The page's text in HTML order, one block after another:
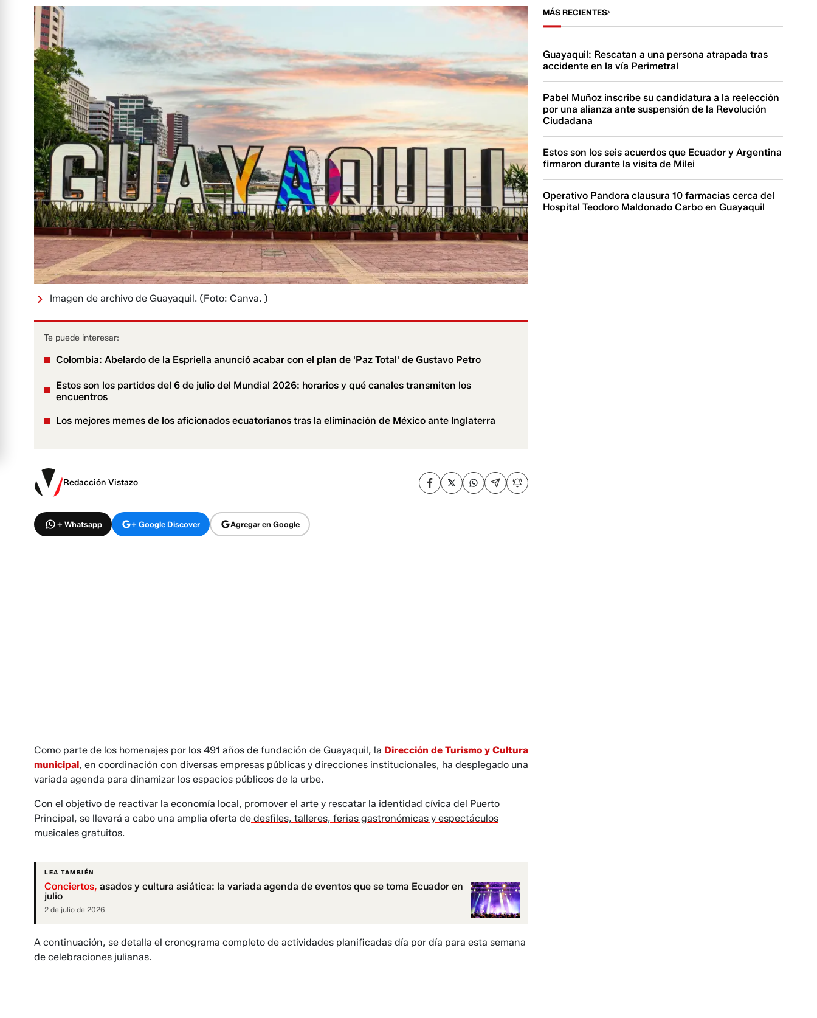
Imagen de archivo de Guayaquil. (Foto: Canva. )
Te puede interesar:
Colombia: Abelardo de la Espriella anunció acabar con el plan de 'Paz Total' de Gustavo Petro
Estos son los partidos del 6 de julio del Mundial 2026: horarios y qué canales transmiten los
encuentros
Los mejores memes de los aficionados ecuatorianos tras la eliminación de México ante Inglaterra
Redacción Vistazo
+ Whatsapp + Google Discover Agregar en Google
Como parte de los homenajes por los 491 años de fundación de Guayaquil, la Dirección de Turismo y Cultura
municipal, en coordinación con diversas empresas públicas y direcciones institucionales, ha desplegado una
variada agenda para dinamizar los espacios públicos de la urbe.
Con el objetivo de reactivar la economía local, promover el arte y rescatar la identidad cívica del Puerto
Principal, se llevará a cabo una amplia oferta de desfiles, talleres, ferias gastronómicas y espectáculos
musicales gratuitos.
LEA TAMBIÉN
Conciertos, asados y cultura asiática: la variada agenda de eventos que se toma Ecuador en
julio
2 de julio de 2026
A continuación, se detalla el cronograma completo de actividades planificadas día por día para esta semana
de celebraciones julianas.
MÁS RECIENTES
Guayaquil: Rescatan a una persona atrapada tras
accidente en la vía Perimetral
Pabel Muñoz inscribe su candidatura a la reelección
por una alianza ante suspensión de la Revolución
Ciudadana
Estos son los seis acuerdos que Ecuador y Argentina
firmaron durante la visita de Milei
Operativo Pandora clausura 10 farmacias cerca del
Hospital Teodoro Maldonado Carbo en Guayaquil